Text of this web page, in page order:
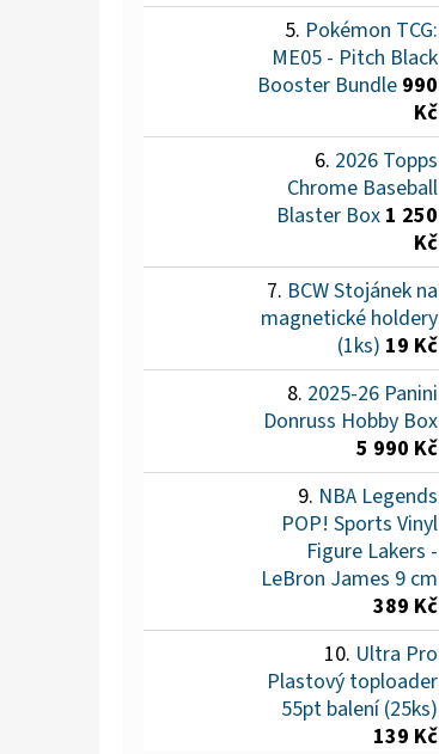
Pokémon TCG:
ME05 - Pitch Black
Booster Bundle 990
Kč
2026 Topps
Chrome Baseball
Blaster Box 1 250
Kč
BCW Stojánek na
magnetické holdery
(1ks) 19 Kč
2025-26 Panini
Donruss Hobby Box
5 990 Kč
NBA Legends
POP! Sports Vinyl
Figure Lakers -
LeBron James 9 cm
389 Kč
Ultra Pro
Plastový toploader
55pt balení (25ks)
139 Kč